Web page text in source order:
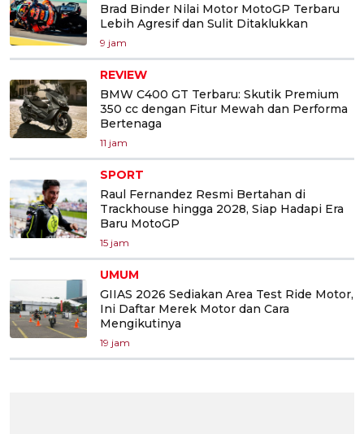
Brad Binder Nilai Motor MotoGP Terbaru
Lebih Agresif dan Sulit Ditaklukkan
9 jam
REVIEW
BMW C400 GT Terbaru: Skutik Premium
350 cc dengan Fitur Mewah dan Performa
Bertenaga
11 jam
SPORT
Raul Fernandez Resmi Bertahan di
Trackhouse hingga 2028, Siap Hadapi Era
Baru MotoGP
15 jam
UMUM
GIIAS 2026 Sediakan Area Test Ride Motor,
Ini Daftar Merek Motor dan Cara
Mengikutinya
19 jam